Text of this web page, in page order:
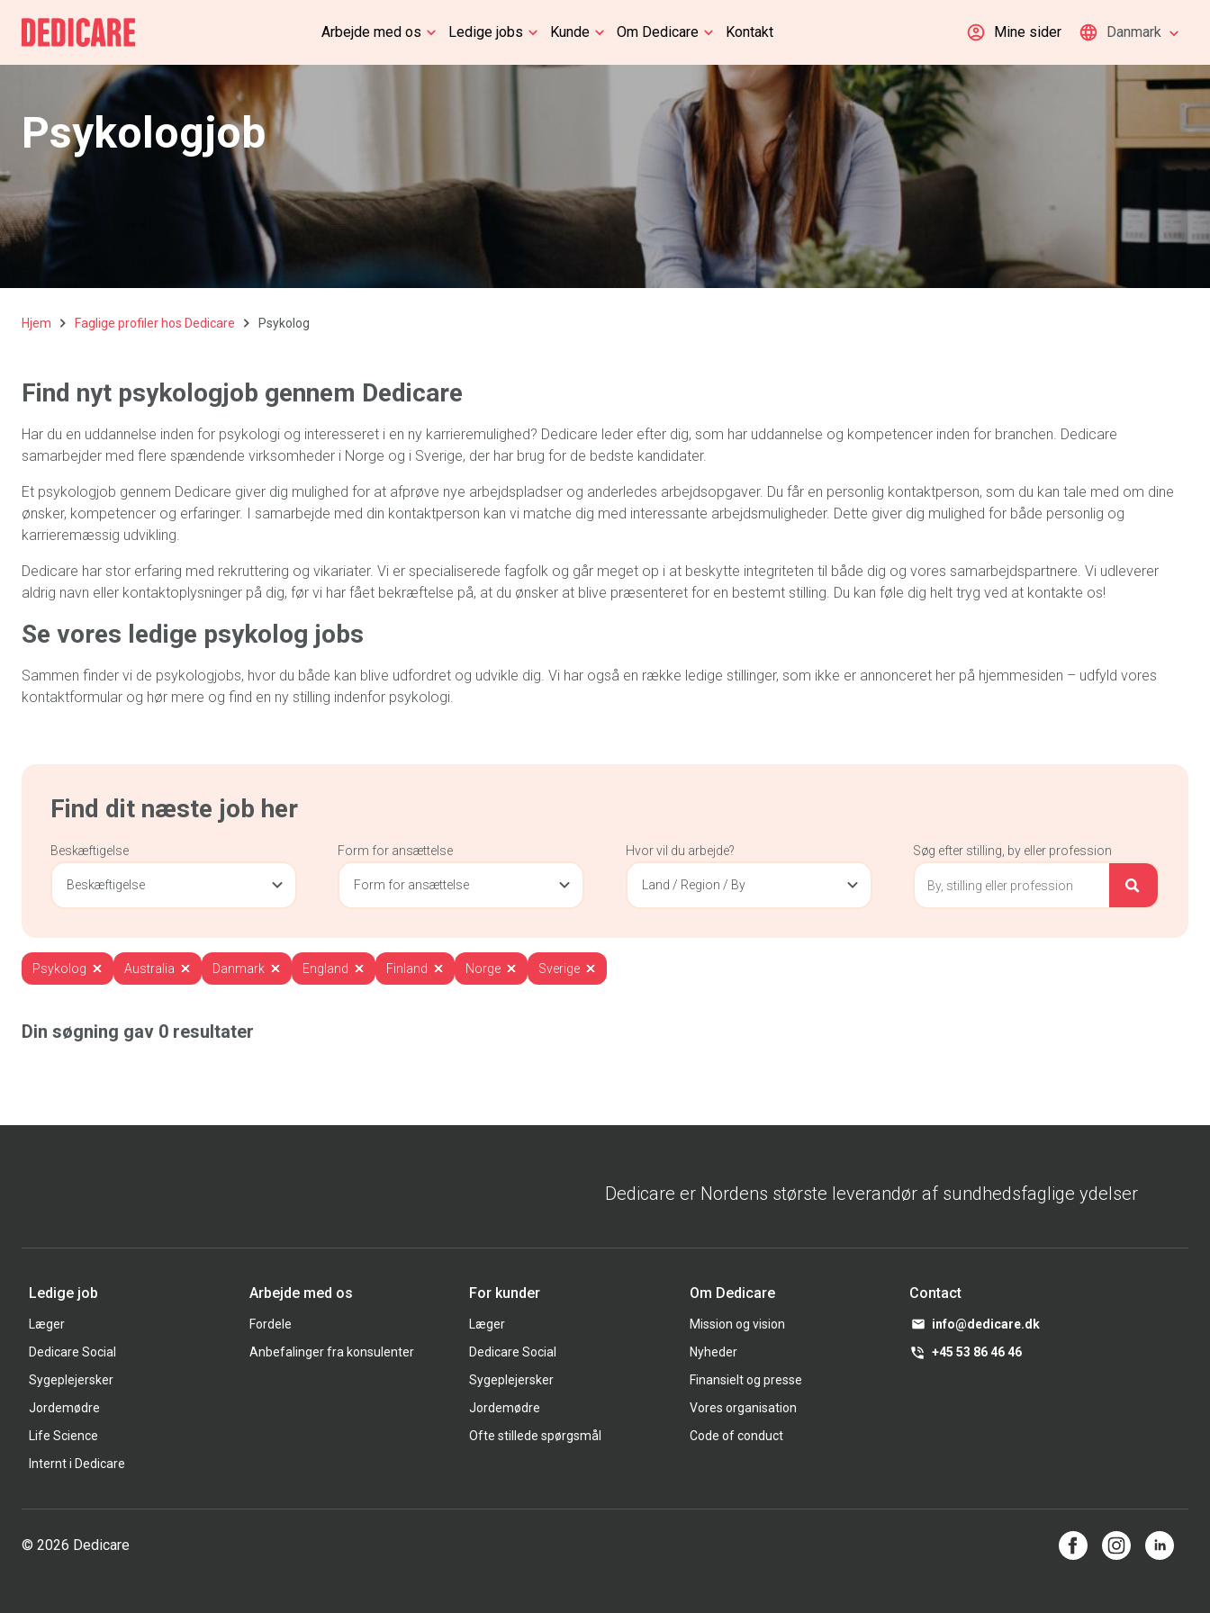
Arbejde med os Ledige jobs Kunde Om Dedicare Kontakt Mine sider Danmark
Psykologjob
Hjem Faglige profiler hos Dedicare Psykolog
Find nyt psykologjob gennem Dedicare
Har du en uddannelse inden for psykologi og interesseret i en ny karrieremulighed? Dedicare leder efter dig, som har uddannelse og kompetencer inden for branchen. Dedicare
samarbejder med flere spændende virksomheder i Norge og i Sverige, der har brug for de bedste kandidater.
Et psykologjob gennem Dedicare giver dig mulighed for at afprøve nye arbejdspladser og anderledes arbejdsopgaver. Du får en personlig kontaktperson, som du kan tale med om dine
ønsker, kompetencer og erfaringer. I samarbejde med din kontaktperson kan vi matche dig med interessante arbejdsmuligheder. Dette giver dig mulighed for både personlig og
karrieremæssig udvikling.
Dedicare har stor erfaring med rekruttering og vikariater. Vi er specialiserede fagfolk og går meget op i at beskytte integriteten til både dig og vores samarbejdspartnere. Vi udleverer
aldrig navn eller kontaktoplysninger på dig, før vi har fået bekræftelse på, at du ønsker at blive præsenteret for en bestemt stilling. Du kan føle dig helt tryg ved at kontakte os!
Se vores ledige psykolog jobs
Sammen finder vi de psykologjobs, hvor du både kan blive udfordret og udvikle dig. Vi har også en række ledige stillinger, som ikke er annonceret her på hjemmesiden – udfyld vores
kontaktformular og hør mere og find en ny stilling indenfor psykologi.
Find dit næste job her
Beskæftigelse
Beskæftigelse
Form for ansættelse
Form for ansættelse
Hvor vil du arbejde?
Land / Region / By
Søg efter stilling, by eller profession
Psykolog Australia Danmark England Finland Norge Sverige
Din søgning gav 0 resultater
Dedicare er Nordens største leverandør af sundhedsfaglige ydelser
Ledige job
Læger
Dedicare Social
Sygeplejersker
Jordemødre
Life Science
Internt i Dedicare
Arbejde med os
Fordele
Anbefalinger fra konsulenter
For kunder
Læger
Dedicare Social
Sygeplejersker
Jordemødre
Ofte stillede spørgsmål
Om Dedicare
Mission og vision
Nyheder
Finansielt og presse
Vores organisation
Code of conduct
Contact
info@dedicare.dk
+45 53 86 46 46
© 2026 Dedicare